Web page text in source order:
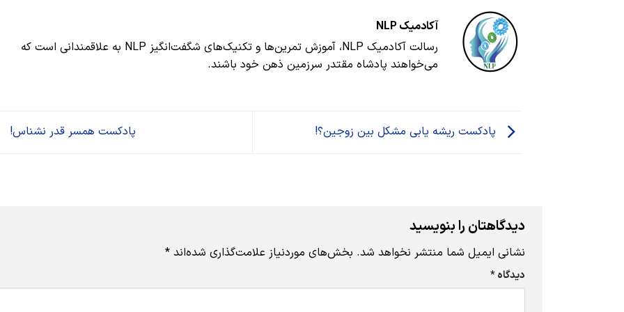
آکادمیک NLP
رسالت آکادمیک NLP، آموزش تمرین‌ها و تکنیک‌های شگفت‌انگیز NLP به علاقمندانی است که
می‌خواهند پادشاه مقتدر سرزمین ذهن خود باشند.
پادکست ریشه یابی مشکل بین زوجین؟! پادکست همسر قدر نشناس!
دیدگاهتان را بنویسید
نشانی ایمیل شما منتشر نخواهد شد. بخش‌های موردنیاز علامت‌گذاری شده‌اند *
دیدگاه*